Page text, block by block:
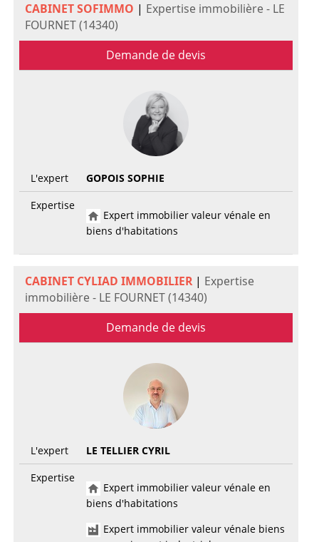
CABINET SOFIMMO | Expertise immobilière - LE
FOURNET (14340)
Demande de devis
L'expert
GOPOIS SOPHIE
Expertise
Expert immobilier valeur vénale en
biens d'habitations
CABINET CYLIAD IMMOBILIER| Expertise
immobilière - LE FOURNET (14340)
Demande de devis
L'expert
LE TELLIER CYRIL
Expertise
Expert immobilier valeur vénale en
biens d'habitations
Expert immobilier valeur vénale biens